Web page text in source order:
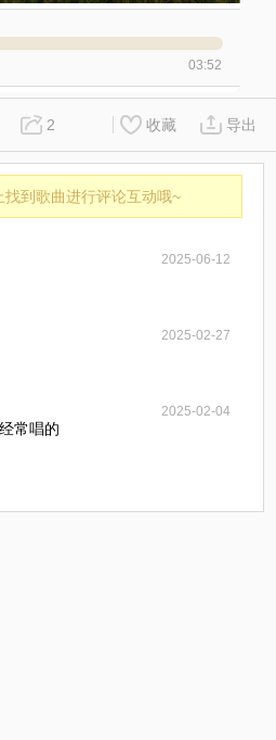
03:52
2 收藏 导出
找到歌曲进行评论互动哦~
2025-06-12
2025-02-27
2025-02-04
常唱的